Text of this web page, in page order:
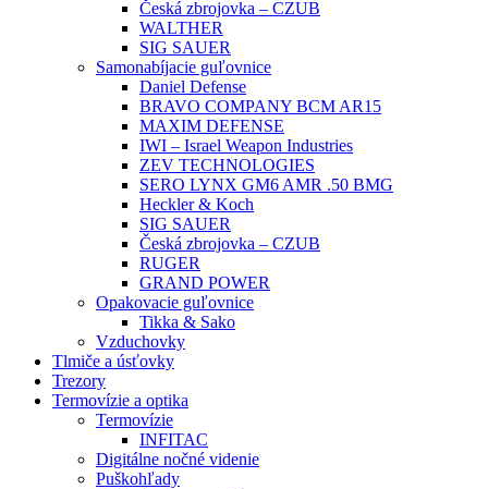
Česká zbrojovka – CZUB
WALTHER
SIG SAUER
Samonabíjacie guľovnice
Daniel Defense
BRAVO COMPANY BCM AR15
MAXIM DEFENSE
IWI – Israel Weapon Industries
ZEV TECHNOLOGIES
SERO LYNX GM6 AMR .50 BMG
Heckler & Koch
SIG SAUER
Česká zbrojovka – CZUB
RUGER
GRAND POWER
Opakovacie guľovnice
Tikka & Sako
Vzduchovky
Tlmiče a úsťovky
Trezory
Termovízie a optika
Termovízie
INFITAC
Digitálne nočné videnie
Puškohľady